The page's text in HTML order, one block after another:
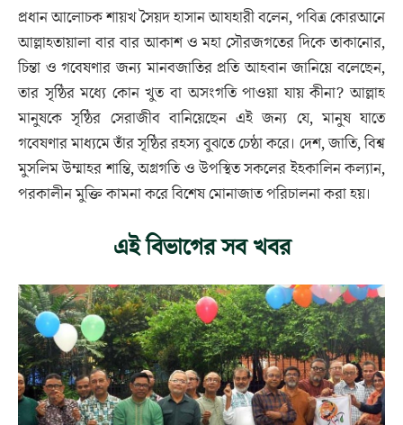
প্রধান আলোচক শায়খ সৈয়দ হাসান আযহারী বলেন, পবিত্র কোরআনে
আল্লাহতায়ালা বার বার আকাশ ও মহা সৌরজগতের দিকে তাকানোর,
চিন্তা ও গবেষণার জন্য মানবজাতির প্রতি আহবান জানিয়ে বলেছেন,
তার সৃষ্ঠির মধ্যে কোন খুত বা অসংগতি পাওয়া যায় কীনা? আল্লাহ
মানুষকে সৃষ্ঠির সেরাজীব বানিয়েছেন এই জন্য যে, মানুষ যাতে
গবেষণার মাধ্যমে তাঁর সৃষ্ঠির রহস্য বুঝতে চেষ্ঠা করে। দেশ, জাতি, বিশ্ব
মুসলিম উম্মাহর শান্তি, অগ্রগতি ও উপস্থিত সকলের ইহকালিন কল্যান,
পরকালীন মুক্তি কামনা করে বিশেষ মোনাজাত পরিচালনা করা হয়।
এই বিভাগের সব খবর